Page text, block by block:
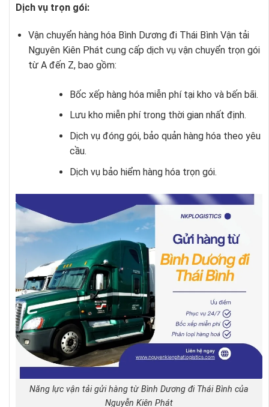
Dịch vụ trọn gói:
Vận chuyển hàng hóa Bình Dương đi Thái Bình Vận tải
Nguyên Kiên Phát cung cấp dịch vụ vận chuyển trọn gói
từ A đến Z, bao gồm:
Bốc xếp hàng hóa miễn phí tại kho và bến bãi.
Lưu kho miễn phí trong thời gian nhất định.
Dịch vụ đóng gói, bảo quản hàng hóa theo yêu
cầu.
Dịch vụ bảo hiểm hàng hóa trọn gói.
Năng lực vận tải gửi hàng từ Bình Dương đi Thái Bình của
Nguyễn Kiên Phát